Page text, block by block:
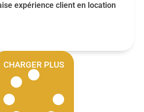
expérience client en location
CHARGER PLUS